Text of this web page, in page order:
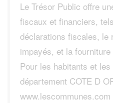
Le Trésor Public offre
fiscaux et financiers,
déclarations fiscales, le
impayés, et la
Pour les habitants et
département COTE D